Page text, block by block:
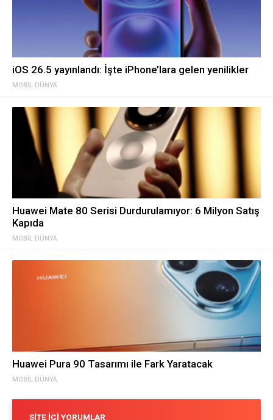
MOBIL DÜNYA
iOS 26.5 yayınlandı: İşte iPhone’lara gelen yenilikler
MOBIL DÜNYA
Huawei Mate 80 Serisi Durdurulamıyor: 6 Milyon Satış
Kapıda
MOBIL DÜNYA
Huawei Pura 90 Tasarımı ile Fark Yaratacak
SITE İÇI YORUMLAR